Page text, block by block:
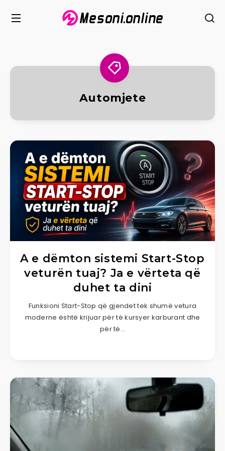
Automjete
A e dëmton sistemi Start-Stop
veturën tuaj? Ja e vërteta që
duhet ta dini
Funksioni Start-Stop që gjendet tek shumë vetura
moderne është krijuar për të kursyer karburant dhe
për të…